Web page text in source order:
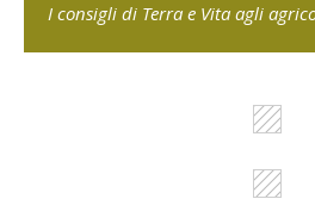
I consigli di Terra e Vita agli